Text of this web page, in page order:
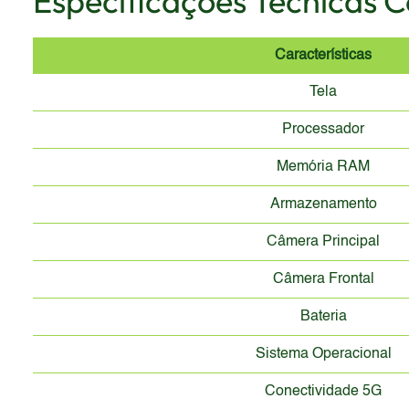
Características
Tela
Processador
Memória RAM
Armazenamento
Câmera Principal
Câmera Frontal
Bateria
Sistema Operacional
Conectividade 5G